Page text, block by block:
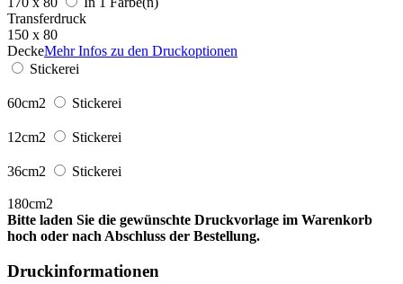
Transferdruck
150 x 80
DeckeMehr Infos zu den Druckoptionen
Stickerei
60cm2 Stickerei
12cm2 Stickerei
36cm2 Stickerei
180cm2
Bitte laden Sie die gewünschte Druckvorlage im Warenkorb
hoch oder nach Abschluss der Bestellung.
Druckinformationen